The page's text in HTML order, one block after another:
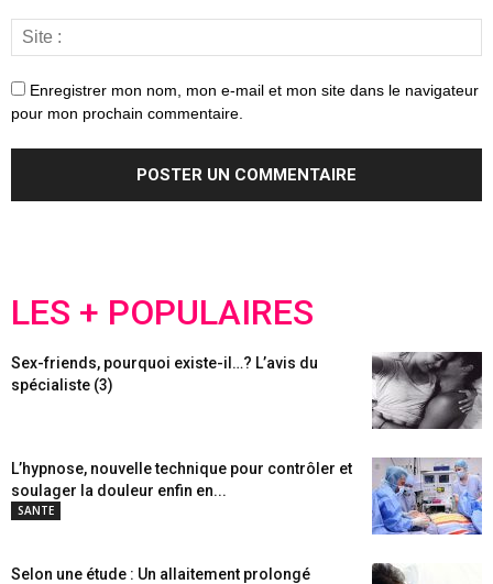
Enregistrer mon nom, mon e-mail et mon site dans le navigateur
pour mon prochain commentaire.
LES + POPULAIRES
Sex-friends, pourquoi existe-il…? L’avis du
spécialiste (3)
L’hypnose, nouvelle technique pour contrôler et
soulager la douleur enfin en...
SANTE
Selon une étude : Un allaitement prolongé